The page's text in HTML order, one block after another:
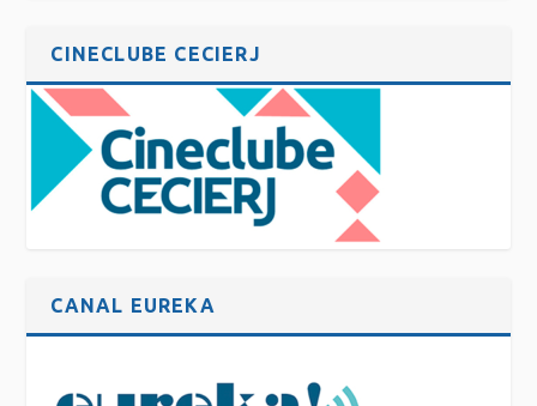
CINECLUBE CECIERJ
CANAL EUREKA